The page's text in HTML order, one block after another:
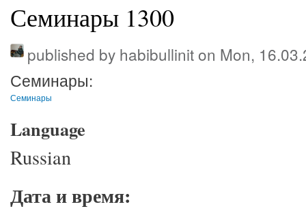
Семинары 1300
published by habibullinit on Mon,
Семинары:
Семинары
Language
Russian
Дата и время: